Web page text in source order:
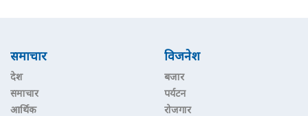
समाचार
देश
समाचार
आर्थिक
विजनेश
बजार
पर्यटन
रोजगार